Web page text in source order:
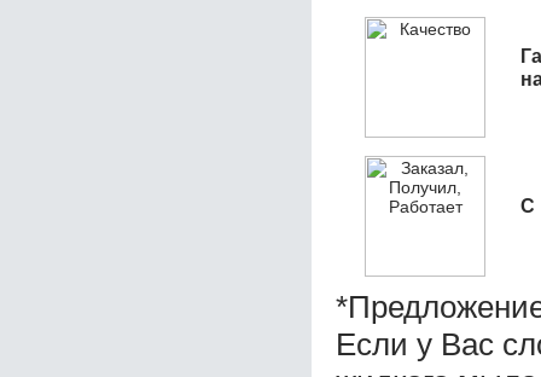
С
Если у Вас